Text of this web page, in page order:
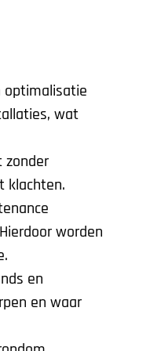
optimalisatie
wat
zonder
klachten.
worden
en
en waar